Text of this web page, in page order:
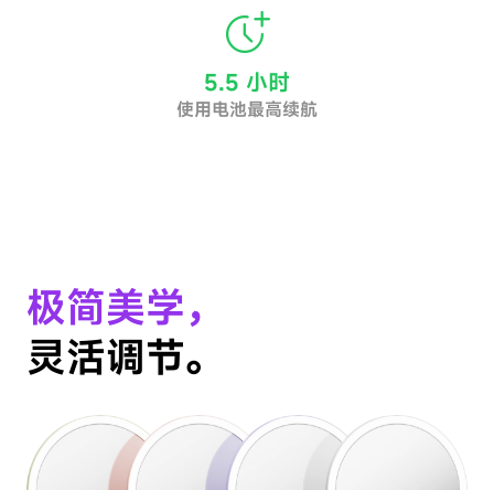
more_time
5.5 小时
使用电池最高续航
极简美学，
灵活调节。